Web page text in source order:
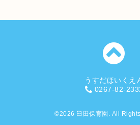
うすだほいくえ
0267-82-
©2026 臼田保育園 . All